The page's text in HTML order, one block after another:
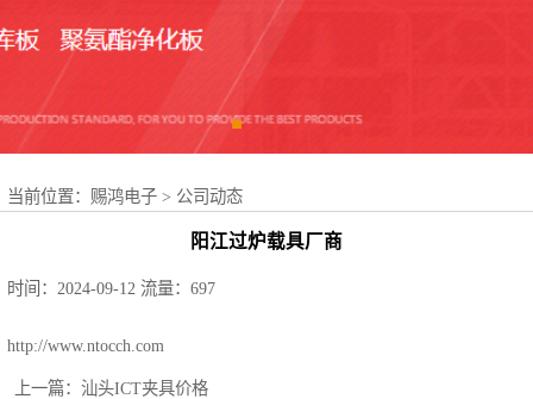
当前位置： 赐鸿电子 > 公司动态
阳江过炉载具厂商
时间：2024-09-12 流量：697
http://www.ntocch.com
上一篇： 汕头ICT夹具价格
AOI检测仪
ICT治具
FCT治具
自动螺丝机